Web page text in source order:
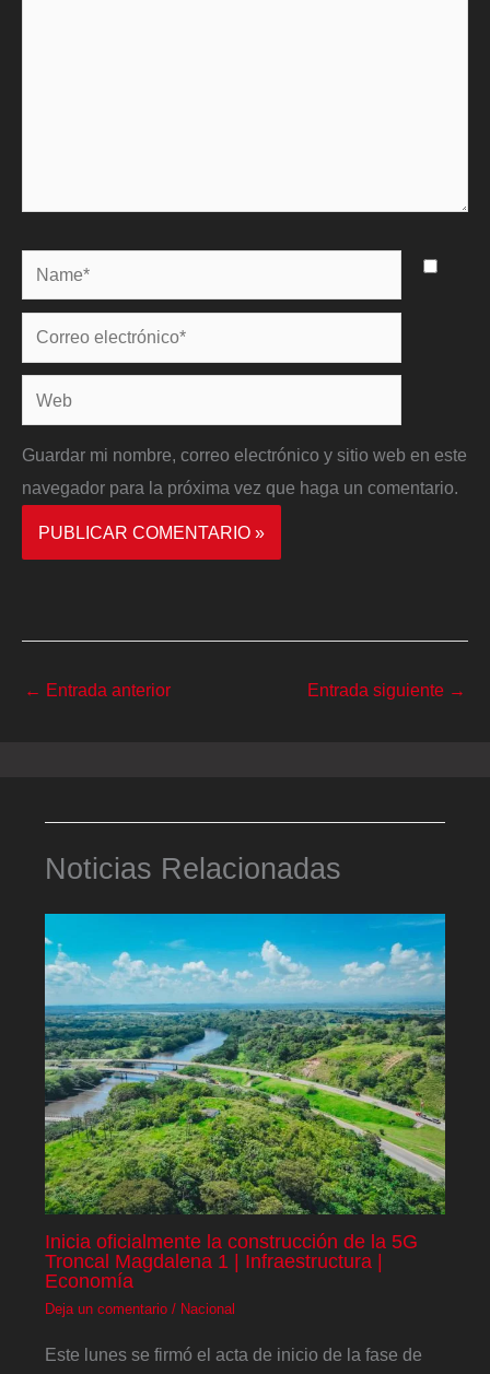
Name*
Correo
electrónico*
Web
Guardar mi nombre, correo electrónico y sitio web en este
navegador para la próxima vez que haga un comentario.
← Entrada anterior Entrada siguiente →
Noticias Relacionadas
Inicia oficialmente la construcción de la 5G
Troncal Magdalena 1 | Infraestructura |
Economía
Deja un comentario / Nacional
Este lunes se firmó el acta de inicio de la fase de